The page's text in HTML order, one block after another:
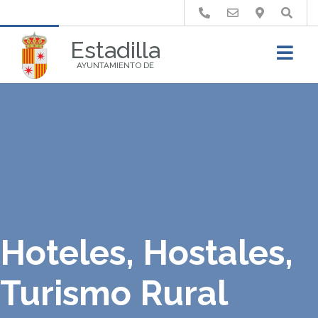
Estadilla
AYUNTAMIENTO DE
Buscar
Hoteles, Hostales,
Turismo Rural